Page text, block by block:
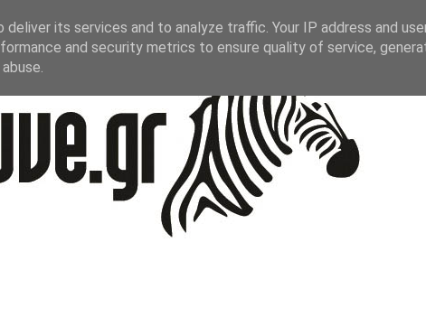
its services and to analyze traffic. Your IP address and
and security metrics to ensure quality of service,